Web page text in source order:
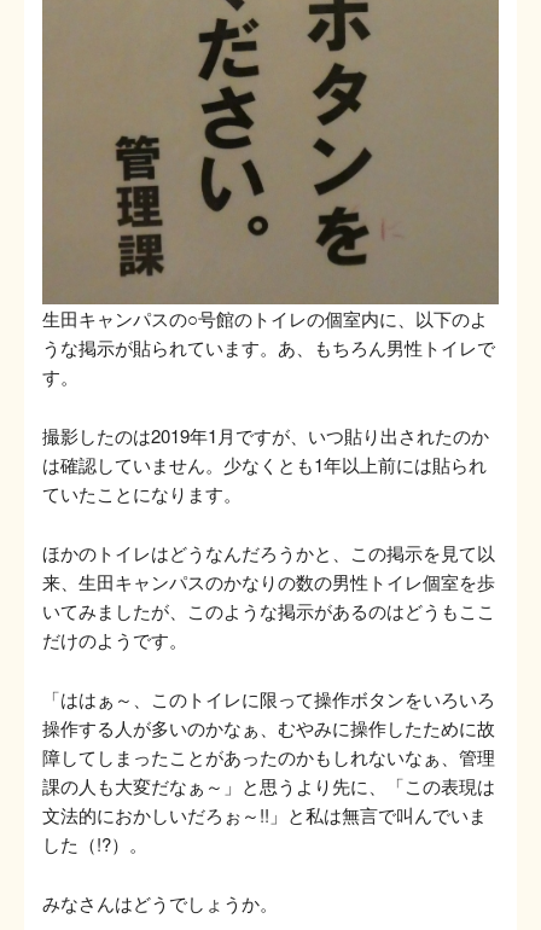
生田キャンパスの○号館のトイレの個室内に、以下のよ
うな掲示が貼られています。あ、もちろん男性トイレで
す。
撮影したのは2019年1月ですが、いつ貼り出されたのか
は確認していません。少なくとも1年以上前には貼られ
ていたことになります。
ほかのトイレはどうなんだろうかと、この掲示を見て以
来、生田キャンパスのかなりの数の男性トイレ個室を歩
いてみましたが、このような掲示があるのはどうもここ
だけのようです。
「ははぁ～、このトイレに限って操作ボタンをいろいろ
操作する人が多いのかなぁ、むやみに操作したために故
障してしまったことがあったのかもしれないなぁ、管理
課の人も大変だなぁ～」と思うより先に、「この表現は
文法的におかしいだろぉ～!!」と私は無言で叫んでいま
した（!?）。
みなさんはどうでしょうか。